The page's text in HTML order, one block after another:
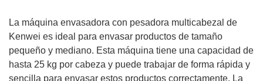
La máquina envasadora con pesadora multicabezal de
Kenwei es ideal para envasar productos de tamaño
pequeño y mediano. Esta máquina tiene una capacidad de
hasta 25 kg por cabeza y puede trabajar de forma rápida y
sencilla para envasar estos productos correctamente. La